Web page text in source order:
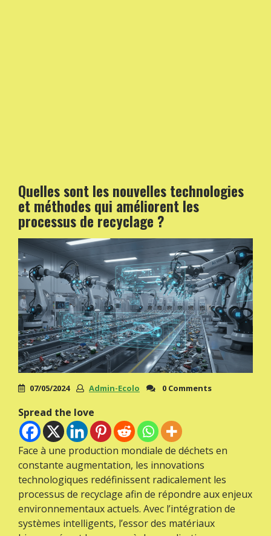
Quelles sont les nouvelles technologies
et méthodes qui améliorent les
processus de recyclage ?
07/05/2024 Admin-Ecolo 0 Comments
Spread the love
Face à une production mondiale de déchets en
constante augmentation, les innovations
technologiques redéfinissent radicalement les
processus de recyclage afin de répondre aux enjeux
environnementaux actuels. Avec l’intégration de
systèmes intelligents, l’essor des matériaux